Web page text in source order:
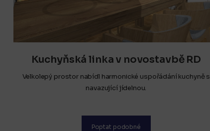
Kuchyňská linka v novostavbě RD
Velkolepý prostor nabídl harmonické uspořádání kuchyně s
navazující jídelnou.
Poptat podobné